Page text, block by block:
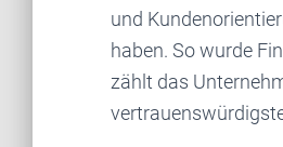
und
haben. So wurde
zählt das